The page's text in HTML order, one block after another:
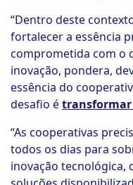
“Dentro deste
fortalecer a essência
comprometida com o
inovação, pondera,
essência do
desafio é
“As cooperativas
todos os dias para
inovação tecnológica,